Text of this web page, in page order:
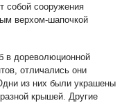
собой сооружения
верхом-шапочкой
в дореволюционной
отличались они
из них были украшены
крышей. Другие